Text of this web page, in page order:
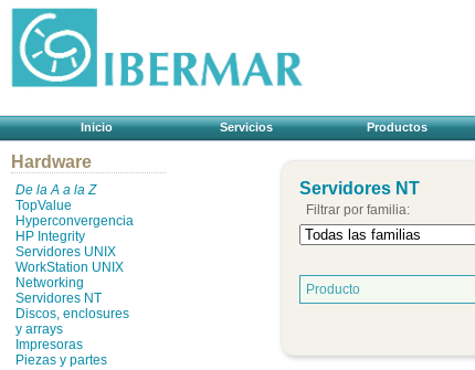
Inicio Servicios Productos
Hardware
De la A a la Z
TopValue
Hyperconvergencia
HP Integrity
Servidores UNIX
WorkStation UNIX
Networking
Servidores NT
Discos, enclosures
y arrays
Impresoras
Piezas y partes
Servidores NT
Filtrar por familia:
Producto